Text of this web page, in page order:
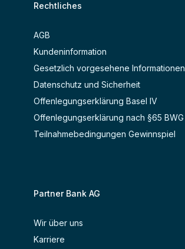
Rechtliches
AGB
Kundeninformation
Gesetzlich vorgesehene Informationen
Datenschutz und Sicherheit
Offenlegungserklärung Basel IV
Offenlegungserklärung nach §65 BWG
Teilnahmebedingungen Gewinnspiel
Partner Bank AG
Wir über uns
Karriere